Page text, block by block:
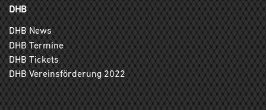
DHB
DHB News
DHB Termine
DHB Tickets
DHB Vereinsförderung 2022